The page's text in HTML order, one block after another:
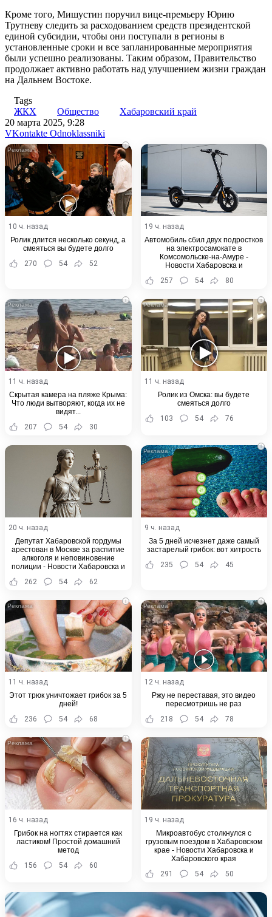
Кроме того, Мишустин поручил вице-премьеру Юрию
Трутневу следить за расходованием средств президентской
единой субсидии, чтобы они поступали в регионы в
установленные сроки и все запланированные мероприятия
были успешно реализованы. Таким образом, Правительство
продолжает активно работать над улучшением жизни граждан
на Дальнем Востоке.
Tags
ЖКХ
Общество
Хабаровский край
20 марта 2025, 9:28
VKontakte Odnoklassniki
via
Email
i
10 ч. назад
Ролик длится несколько секунд, а
смеяться вы будете долго
270
54 52
19 ч. назад
Автомобиль сбил двух подростков
на электросамокате в
Комсомольске-на-Амуре -
Новости Хабаровска и
257 54 80
i
11 ч. назад
Скрытая камера на пляже Крыма:
Что люди вытворяют, когда их не
видят...
207
54 30
i
11 ч. назад
Ролик из Омска: вы будете
смеяться долго
103
54 76
20 ч. назад
Депутат Хабаровской гордумы
арестован в Москве за распитие
алкоголя и неповиновение
полиции - Новости Хабаровска и
262 54 62
i
9 ч. назад
За 5 дней исчезнет даже самый
застарелый грибок: вот хитрость
235
54 45
i
11 ч. назад
Этот трюк уничтожает грибок за 5
дней!
236
54 68
i
12 ч. назад
Ржу не переставая, это видео
пересмотришь не раз
218
54 78
i
16 ч. назад
Грибок на ногтях стирается как
ластиком! Простой домашний
метод
156
54 60
19 ч. назад
Микроавтобус столкнулся с
грузовым поездом в Хабаровском
крае - Новости Хабаровска и
Хабаровского края
291
54 50